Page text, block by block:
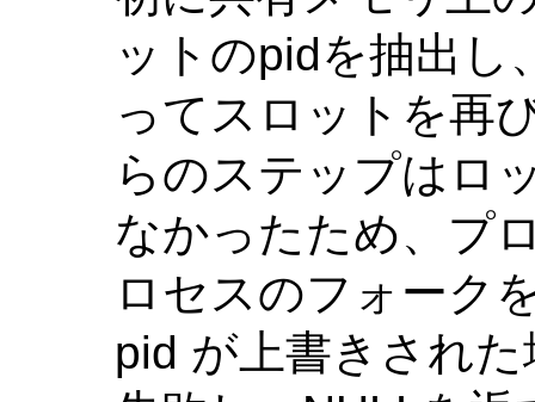
ットのpidを抽出し
ってスロットを再
らのステップはロ
なかったため、プ
ロセスのフォーク
pid が上書きされ